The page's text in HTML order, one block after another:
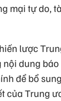
mại tự do,
lược
dung
để bổ
của Trung